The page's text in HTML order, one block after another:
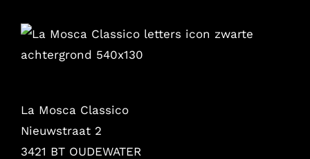
La Mosca Classico
Nieuwstraat 2
3421 BT OUDEWATER